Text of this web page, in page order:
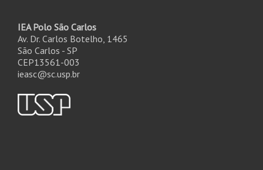
IEA Polo São Carlos
Av. Dr. Carlos Botelho, 1465
São Carlos - SP
CEP13561-003
ieasc@sc.usp.br